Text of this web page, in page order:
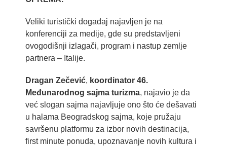
Veliki turistički događaj najavljen je na
konferenciji za medije, gde su predstavljeni
ovogodišnji izlagači, program i nastup zemlje
partnera – Italije.
Dragan Zečević, koordinator 46.
Međunarodnog sajma turizma, najavio je da
već slogan sajma najavljuje ono što će dešavati
u halama Beogradskog sajma, koje pružaju
savršenu platformu za izbor novih destinacija,
first minute ponuda, upoznavanje novih kultura i